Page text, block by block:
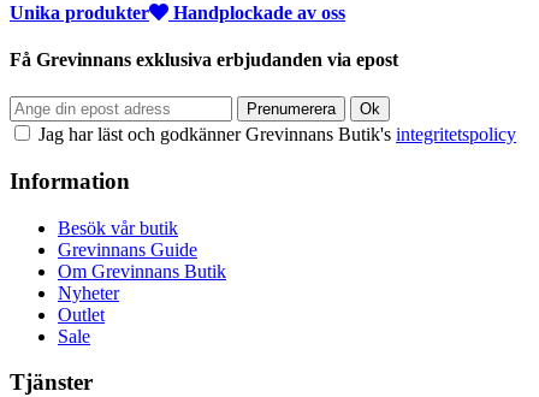
Unika produkter Handplockade av oss
Få Grevinnans exklusiva erbjudanden via epost
Jag har läst och godkänner Grevinnans Butik's integritetspolicy
Information
Besök vår butik
Grevinnans Guide
Om Grevinnans Butik
Nyheter
Outlet
Sale
Tjänster